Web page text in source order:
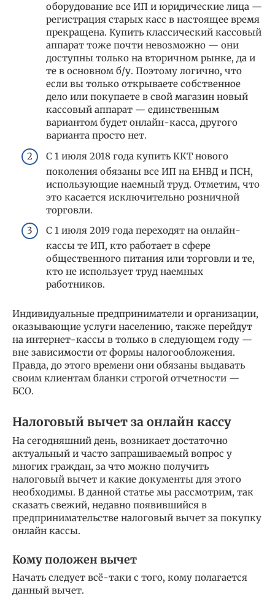
оборудование все ИП и юридические лица —
регистрация старых касс в настоящее время
прекращена. Купить классический кассовый
аппарат тоже почти невозможно — они
доступны только на вторичном рынке, да и
те в основном б/у. Поэтому логично, что
если вы только открываете собственное
дело или покупаете в свой магазин новый
кассовый аппарат — единственным
вариантом будет онлайн-касса, другого
варианта просто нет.
С 1 июля 2018 года купить ККТ нового
поколения обязаны все ИП на ЕНВД и ПСН,
использующие наемный труд. Отметим, что
это касается исключительно розничной
торговли.
С 1 июля 2019 года переходят на онлайн-
кассы те ИП, кто работает в сфере
общественного питания или торговли и те,
кто не использует труд наемных
работников.
Индивидуальные предприниматели и организации,
оказывающие услуги населению, также перейдут
на интернет-кассы в только в следующем году —
вне зависимости от формы налогообложения.
Правда, до этого времени они обязаны выдавать
своим клиентам бланки строгой отчетности —
БСО.
Налоговый вычет за онлайн кассу
На сегодняшний день, возникает достаточно
актуальный и часто запрашиваемый вопрос у
многих граждан, за что можно получить
налоговый вычет и какие документы для этого
необходимы. В данной статье мы рассмотрим, так
сказать свежий, недавно появившийся в
предпринимательстве налоговый вычет за покупку
онлайн кассы.
Кому положен вычет
Начать следует всё-таки с того, кому полагается
данный вычет.